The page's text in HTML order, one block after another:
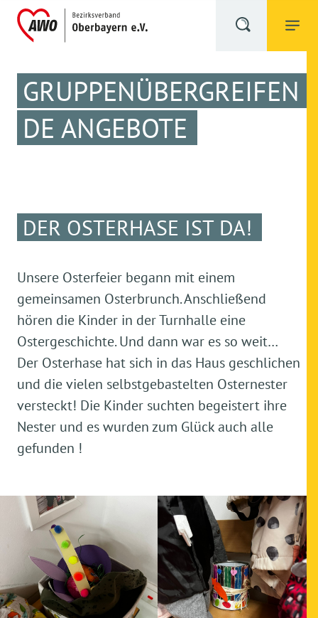
GRUPPENÜBERGREIFEN
DE ANGEBOTE
DER OSTERHASE IST DA!
Unsere Osterfeier begann mit einem
gemeinsamen Osterbrunch. Anschließend
hören die Kinder in der Turnhalle eine
Ostergeschichte. Und dann war es so weit…
Der Osterhase hat sich in das Haus geschlichen
und die vielen selbstgebastelten Osternester
versteckt! Die Kinder suchten begeistert ihre
Nester und es wurden zum Glück auch alle
gefunden !